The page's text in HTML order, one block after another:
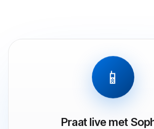
📱
Praat live met